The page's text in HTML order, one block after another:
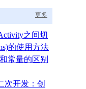
更多
之间切
的使用方法
常量的区别
次开发：创